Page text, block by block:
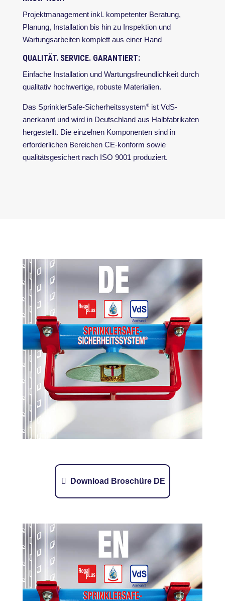
Projektmanagement inkl. kompetenter Beratung,
Planung, Installation bis hin zu Inspektion und
Wartungsarbeiten komplett aus einer Hand
QUALITÄT. SERVICE. GARANTIERT:
Einfache Installation und Wartungsfreundlichkeit durch
qualitativ hochwertige, robuste Materialien.
Das SprinklerSafe-Sicherheitssystem®ist VdS-
anerkannt und wird in Deutschland aus Halbfabrikaten
hergestellt. Die einzelnen Komponenten sind in
erforderlichen Bereichen CE-konform sowie
qualitätsgesichert nach ISO 9001 produziert.
Download Broschüre DE